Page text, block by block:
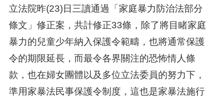
立法院昨(23)日三讀通過「家庭暴力防治法部分
條文」修正案，共計修正33條，除了將目睹家庭
暴力的兒童少年納入保護令範疇，也將通常保護
令的期限延長，而最令各界關注的恐怖情人條
款，也在婦女團體以及多位立法委員的努力下，
準用家暴法民事保護令制度，這也是家暴法施行